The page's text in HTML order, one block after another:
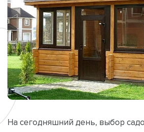
На сегодняшний день, выбор